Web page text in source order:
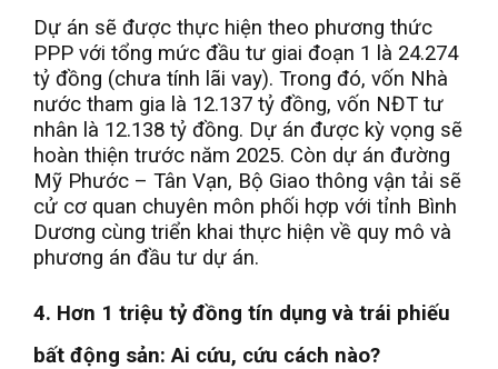
Dự án sẽ được thực hiện theo phương thức
PPP với tổng mức đầu tư giai đoạn 1 là 24.274
tỷ đồng (chưa tính lãi vay). Trong đó, vốn Nhà
nước tham gia là 12.137 tỷ đồng, vốn NĐT tư
nhân là 12.138 tỷ đồng. Dự án được kỳ vọng sẽ
hoàn thiện trước năm 2025. Còn dự án đường
Mỹ Phước – Tân Vạn, Bộ Giao thông vận tải sẽ
cử cơ quan chuyên môn phối hợp với tỉnh Bình
Dương cùng triển khai thực hiện về quy mô và
phương án đầu tư dự án.
4. Hơn 1 triệu tỷ đồng tín dụng và trái phiếu
bất động sản: Ai cứu, cứu cách nào?